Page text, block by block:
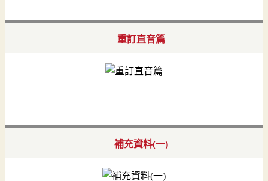
重訂直音篇
補充資料(一)